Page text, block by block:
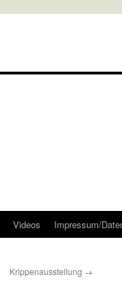
Videos Impressum/
Krippenausstellung →